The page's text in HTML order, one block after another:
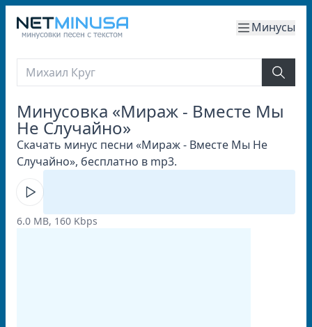
Минусы
Минусовка «Мираж - Вместе Мы
Не Случайно»
Скачать минус песни «Мираж - Вместе Мы Не
Случайно», бесплатно в mp3.
6.0 MB, 160 Kbps